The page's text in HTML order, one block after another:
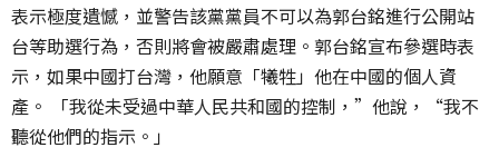
表示極度遺憾，並警告該黨黨員不可以為郭台銘進行公開站
台等助選行為，否則將會被嚴肅處理。郭台銘宣布參選時表
示，如果中國打台灣，他願意「犧牲」他在中國的個人資
產。 「我從未受過中華人民共和國的控制，”他說，“我不
聽從他們的指示。」